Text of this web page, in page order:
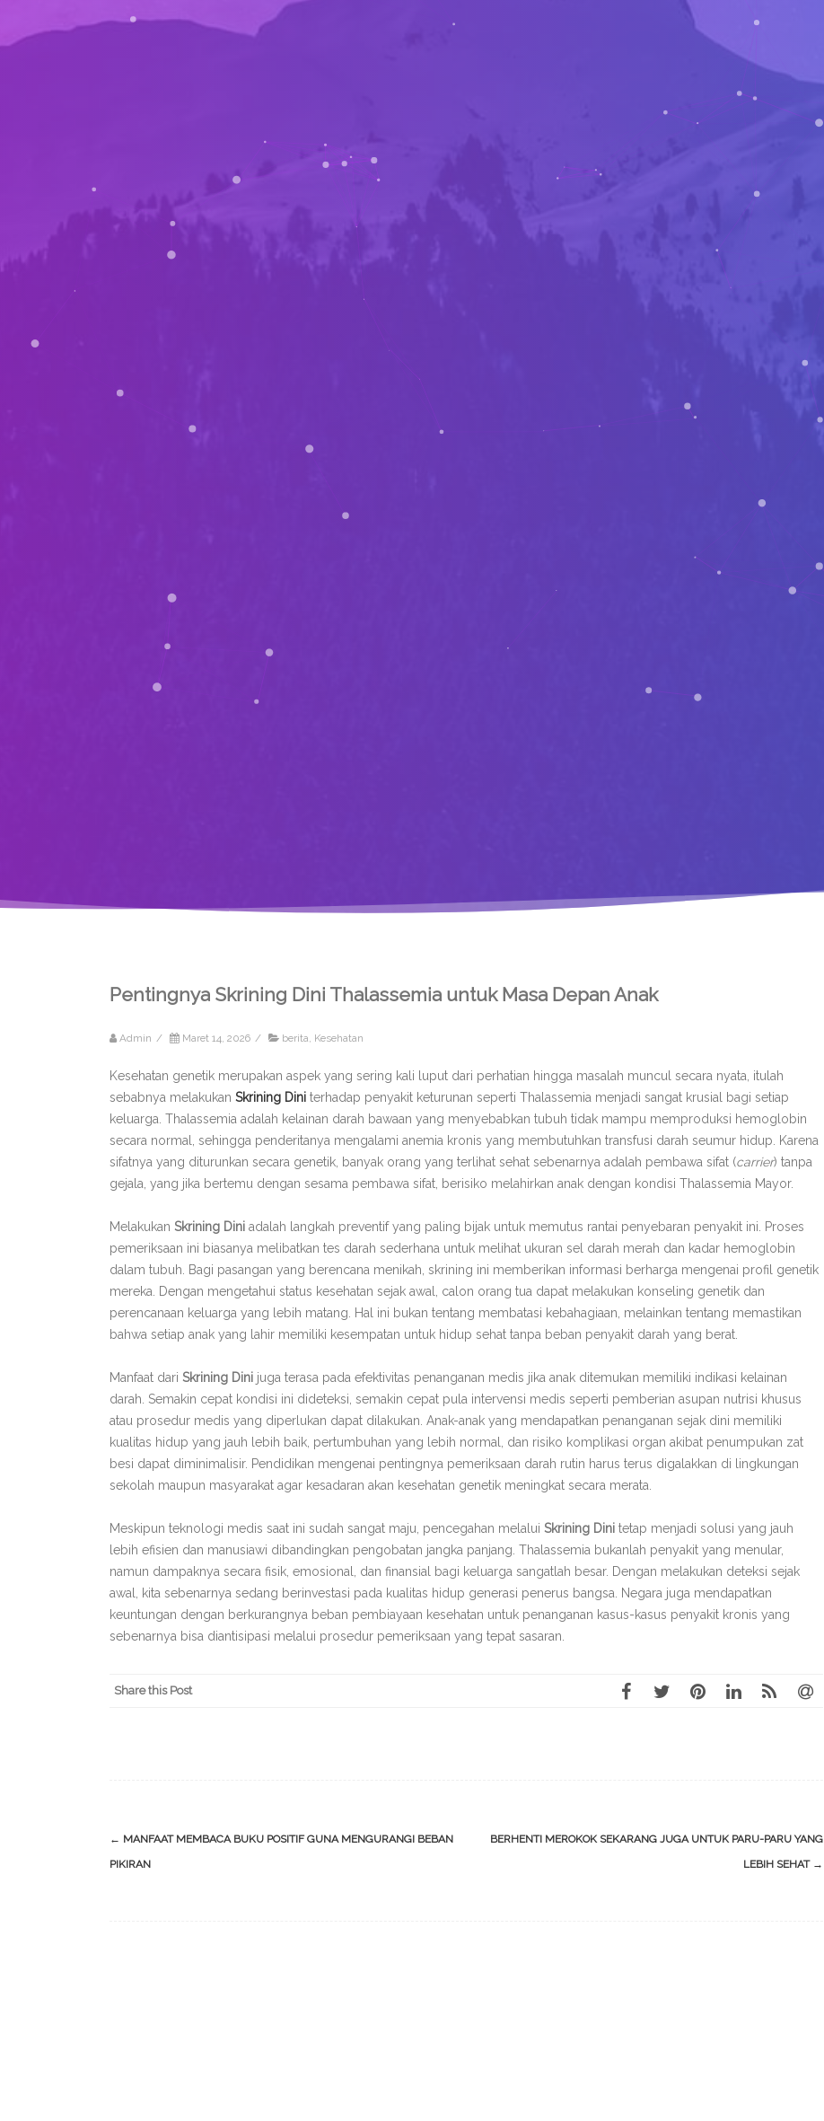
Pentingnya Skrining Dini Thalassemia untuk Masa Depan Anak
Admin / Maret 14, 2026 / berita, Kesehatan
Kesehatan genetik merupakan aspek yang sering kali luput dari perhatian hingga masalah muncul secara nyata, itulah
sebabnya melakukan Skrining Dini terhadap penyakit keturunan seperti Thalassemia menjadi sangat krusial bagi setiap
keluarga. Thalassemia adalah kelainan darah bawaan yang menyebabkan tubuh tidak mampu memproduksi hemoglobin
secara normal, sehingga penderitanya mengalami anemia kronis yang membutuhkan transfusi darah seumur hidup. Karena
sifatnya yang diturunkan secara genetik, banyak orang yang terlihat sehat sebenarnya adalah pembawa sifat (carrier) tanpa
gejala, yang jika bertemu dengan sesama pembawa sifat, berisiko melahirkan anak dengan kondisi Thalassemia Mayor.
Melakukan Skrining Dini adalah langkah preventif yang paling bijak untuk memutus rantai penyebaran penyakit ini. Proses
pemeriksaan ini biasanya melibatkan tes darah sederhana untuk melihat ukuran sel darah merah dan kadar hemoglobin
dalam tubuh. Bagi pasangan yang berencana menikah, skrining ini memberikan informasi berharga mengenai profil genetik
mereka. Dengan mengetahui status kesehatan sejak awal, calon orang tua dapat melakukan konseling genetik dan
perencanaan keluarga yang lebih matang. Hal ini bukan tentang membatasi kebahagiaan, melainkan tentang memastikan
bahwa setiap anak yang lahir memiliki kesempatan untuk hidup sehat tanpa beban penyakit darah yang berat.
Manfaat dari Skrining Dini juga terasa pada efektivitas penanganan medis jika anak ditemukan memiliki indikasi kelainan
darah. Semakin cepat kondisi ini dideteksi, semakin cepat pula intervensi medis seperti pemberian asupan nutrisi khusus
atau prosedur medis yang diperlukan dapat dilakukan. Anak-anak yang mendapatkan penanganan sejak dini memiliki
kualitas hidup yang jauh lebih baik, pertumbuhan yang lebih normal, dan risiko komplikasi organ akibat penumpukan zat
besi dapat diminimalisir. Pendidikan mengenai pentingnya pemeriksaan darah rutin harus terus digalakkan di lingkungan
sekolah maupun masyarakat agar kesadaran akan kesehatan genetik meningkat secara merata.
Meskipun teknologi medis saat ini sudah sangat maju, pencegahan melalui Skrining Dini tetap menjadi solusi yang jauh
lebih efisien dan manusiawi dibandingkan pengobatan jangka panjang. Thalassemia bukanlah penyakit yang menular,
namun dampaknya secara fisik, emosional, dan finansial bagi keluarga sangatlah besar. Dengan melakukan deteksi sejak
awal, kita sebenarnya sedang berinvestasi pada kualitas hidup generasi penerus bangsa. Negara juga mendapatkan
keuntungan dengan berkurangnya beban pembiayaan kesehatan untuk penanganan kasus-kasus penyakit kronis yang
sebenarnya bisa diantisipasi melalui prosedur pemeriksaan yang tepat sasaran.
Share this Post
Post
navigation
← MANFAAT MEMBACA BUKU POSITIF GUNA MENGURANGI BEBAN
PIKIRAN
BERHENTI MEROKOK SEKARANG JUGA UNTUK PARU-PARU YANG
LEBIH SEHAT →